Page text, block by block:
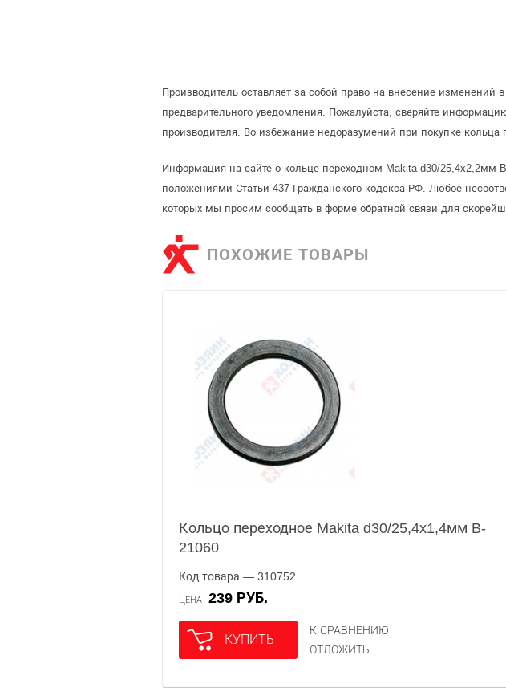
Производитель оставляет за собой право на внесение
предварительного уведомления. Пожалуйста, сверяйте
производителя. Во избежание недоразумений при покупке кольца
Информация на сайте о кольце переходном Makita d30/25,4x2,2мм
положениями Статьи 437 Гражданского кодекса РФ. Любое
которых мы просим сообщать в форме обратной связи для
ПОХОЖИЕ ТОВАРЫ
Кольцо переходное Makita d30/25,4x1,4мм B-
21060
Код товара — 310752
ЦЕНА 239 РУБ.
КУПИТЬ
К СРАВНЕНИЮ
ОТЛОЖИТЬ